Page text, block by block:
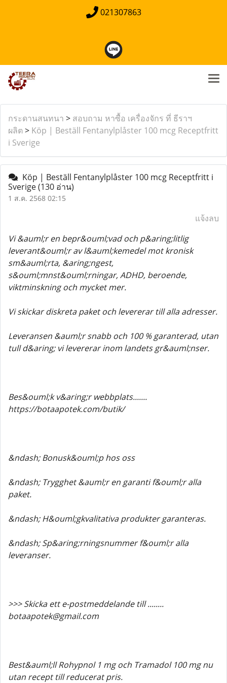
021307863
กระดานสนทนา > สอบถาม หาซื้อ เครื่องจักร ที่ ธีราฯ
ผลิต > Köp | Beställ Fentanylplåster 100 mcg Receptfritt
i Sverige
Köp | Beställ Fentanylplåster 100 mcg Receptfritt i
Sverige(130 อ่าน)
1 ส.ค. 2568 02:15
แจ้งลบ
Vi &auml;r en bepr&ouml;vad och p&aring;litlig
leverant&ouml;r av l&auml;kemedel mot kronisk
sm&auml;rta, &aring;ngest,
s&ouml;mnst&ouml;rningar, ADHD, beroende,
viktminskning och mycket mer.
Vi skickar diskreta paket och levererar till alla adresser.
Leveransen &auml;r snabb och 100 % garanterad, utan
tull d&aring; vi levererar inom landets gr&auml;nser.
Bes&ouml;k v&aring;r webbplats.......
https://botaapotek.com/butik/
&ndash; Bonusk&ouml;p hos oss
&ndash; Trygghet &auml;r en garanti f&ouml;r alla
paket.
&ndash; H&ouml;gkvalitativa produkter garanteras.
&ndash; Sp&aring;rningsnummer f&ouml;r alla
leveranser.
>>> Skicka ett e-postmeddelande till ........
botaapotek@gmail.com
Best&auml;ll Rohypnol 1 mg och Tramadol 100 mg nu
utan recept till reducerat pris.